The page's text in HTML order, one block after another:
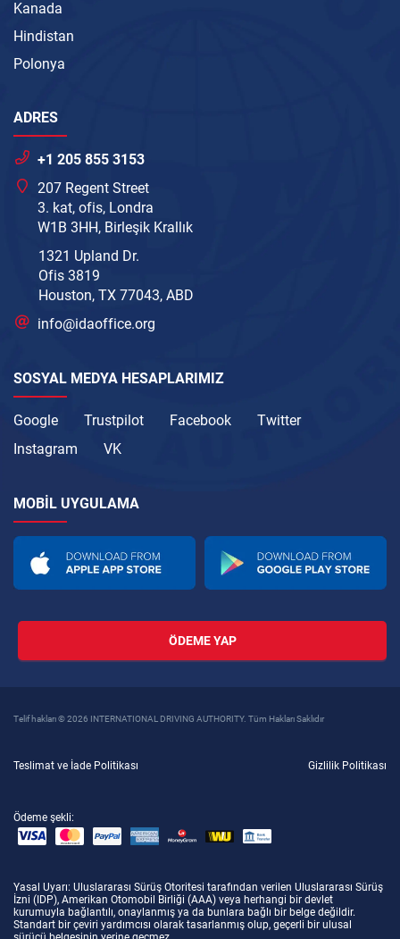
Kanada
Hindistan
Polonya
ADRES
+1 205 855 3153
207 Regent Street
3. kat, ofis, Londra
W1B 3HH, Birleşik Krallık
1321 Upland Dr.
Ofis 3819
Houston, TX 77043, ABD
info@idaoffice.org
SOSYAL MEDYA HESAPLARIMIZ
Google Trustpilot Facebook
Twitter
Instagram
VK
MOBIL UYGULAMA
ÖDEME YAP
Telif hakları © 2026 INTERNATIONAL DRIVING AUTHORITY. Tüm Hakları Saklıdır
Teslimat ve İade Politikası Gizlilik Politikası
Ödeme şekli:
Yasal Uyarı: Uluslararası Sürüş Otoritesi tarafından verilen Uluslararası Sürüş
İzni (IDP), Amerikan Otomobil Birliği (AAA) veya herhangi bir devlet
kurumuyla bağlantılı, onaylanmış ya da bunlara bağlı bir belge değildir.
Standart bir çeviri yardımcısı olarak tasarlanmış olup, geçerli bir ulusal